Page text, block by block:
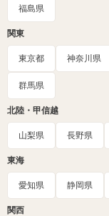
福島県
関東
東京都 神奈川県
群馬県
北陸・甲信越
山梨県 長野県
東海
愛知県 静岡県
関西